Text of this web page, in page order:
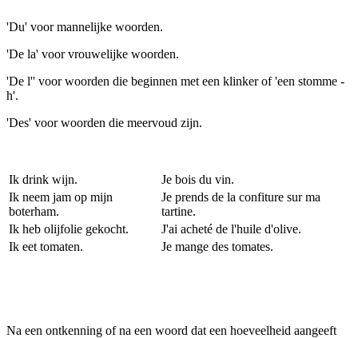
'Du' voor mannelijke woorden.
'De la' voor vrouwelijke woorden.
'De l'' voor woorden die beginnen met een klinker of 'een stomme -
h'.
'Des' voor woorden die meervoud zijn.
Ik drink wijn.
Je bois du vin.
Ik neem jam op mijn
boterham.
Je prends de la confiture sur ma
tartine.
Ik heb olijfolie gekocht.
J'ai acheté de l'huile d'olive.
Ik eet tomaten.
Je mange des tomates.
Na een ontkenning of na een woord dat een hoeveelheid aangeeft